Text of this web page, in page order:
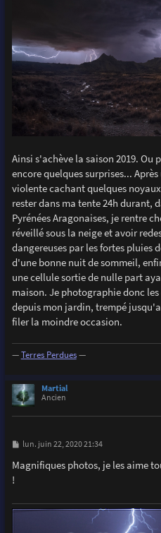
Ainsi s'achève la saison 2019. Ou
encore quelques surprises...
violente cachant quelques
rester dans ma tente 24h durant,
Pyrénées Aragonaises, je rentre
réveillé sous la neige et avoir
dangereuses par les fortes pluies
d'une bonne nuit de sommeil,
une cellule sortie de nulle part
maison. Je photographie donc
depuis mon jardin, trempé
filer la moindre occasion.
—Terres Perdues—
Martial
Ancien
M
s
s
lun. juin 22, 2020 21:34
Magnifiques photos, je les aime
!